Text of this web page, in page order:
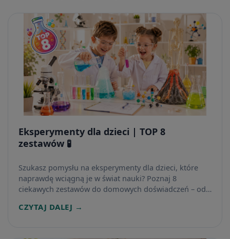
Eksperymenty dla dzieci | TOP 8
zestawów 🧪
Szukasz pomysłu na eksperymenty dla dzieci, które
naprawdę wciągną je w świat nauki? Poznaj 8
ciekawych zestawów do domowych doświadczeń – od
CZYTAJ DALEJ →